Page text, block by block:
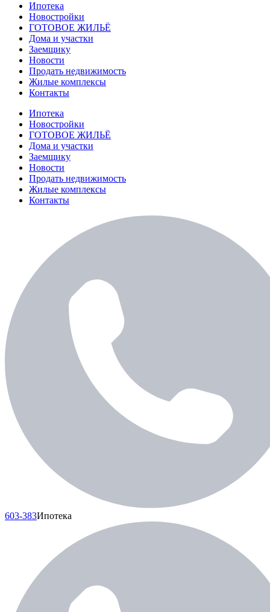
Ипотека
Новостройки
ГОТОВОЕ ЖИЛЬЁ
Дома и участки
Заемщику
Новости
Продать недвижимость
Жилые комплексы
Контакты
Ипотека
Новостройки
ГОТОВОЕ ЖИЛЬЁ
Дома и участки
Заемщику
Новости
Продать недвижимость
Жилые комплексы
Контакты
603-383Ипотека